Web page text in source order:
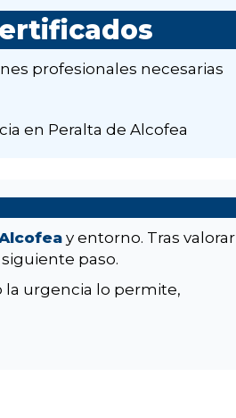
profesionales necesarias
en Peralta de Alcofea
y entorno. Tras valorar
paso.
la urgencia lo permite,